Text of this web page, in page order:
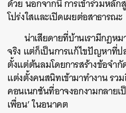
ด้วย นอกจากนี้ การเข้าร่วมหลั
โปร่งใสและเปิดเผยต่อสาธารณะ
น่าเสียดายที่บ้านเรามีกฎห
จริง แต่ก็เป็นการแก้ไขปัญหาที่
ตั้งแต่ต้นลมโดยการสร้างข้อจำ
แต่งตั้งคนสนิทเข้ามาทำงาน รว
คอนเนกชันที่อาจงอกงามกลายเ
เพื่อน’ ในอนาคต